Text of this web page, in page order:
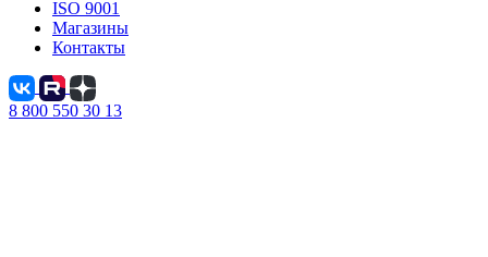
ISO 9001
Магазины
Контакты
8 800 550 30 13